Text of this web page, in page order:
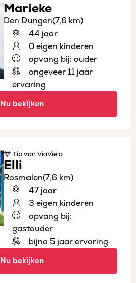
Marieke
Den Dungen(7,6 km)
44 jaar
0 eigen kinderen
opvang bij: ouder
ongeveer 11 jaar
ervaring
Nu bekijken
Tipvan ViaViela
Elli
Rosmalen(7,6 km)
47 jaar
3 eigen kinderen
opvang bij:
gastouder
bijna 5 jaar ervaring
Nu bekijken